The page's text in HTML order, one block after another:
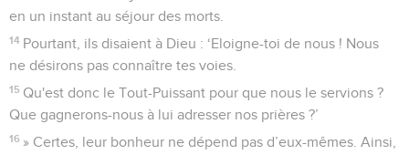
en un instant au séjour des morts.
14 Pourtant, ils disaient à Dieu : ‘Eloigne-toi de nous ! Nous
ne désirons pas connaître tes voies.
15 Qu'est donc le Tout-Puissant pour que nous le servions ?
Que gagnerons-nous à lui adresser nos prières ?’
16 » Certes, leur bonheur ne dépend pas d’eux-mêmes. Ainsi,